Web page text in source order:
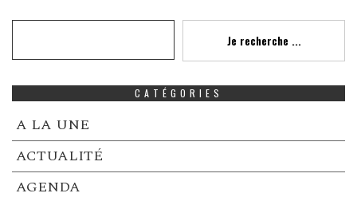
Je recherche ...
CATÉGORIES
A LA UNE
ACTUALITÉ
AGENDA